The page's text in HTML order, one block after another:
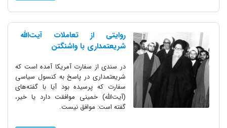
روایتی از تعاملات آیت‌الله
شریعتمداری با واشنگتن
در سندی از سفارت آمریکا آمده است که
شریعتمداری در پاسخ به کنسول سیاسی
سفارت که پرسیده بود آیا با گفته‌های
(آیت‌الله) خمینی موافقت دارد یا خیر،
گفته است: موافق نیست.